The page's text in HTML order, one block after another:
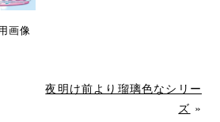
画像
夜明け前より瑠璃色なシリー
ズ »